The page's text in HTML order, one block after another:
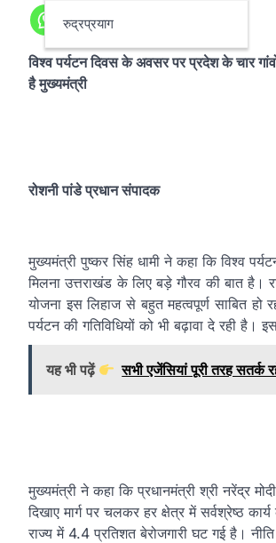
रुद्रप्रयाग
विश्व पर्यटन दिवस के अवसर पर प्रदेश के चार
है मुख्यमंत्री
रोशनी पांडे प्रधान संपादक
मुख्यमंत्री पुष्कर सिंह धामी ने कहा कि विश्व
मिलना उत्तराखंड के लिए बड़े गौरव की बात है।
योजना इस लिहाज से बहुत महत्वपूर्ण साबित
पर्यटन की गतिविधियों को भी बढ़ावा दे रही
यह भी पढ़ें सभी एजेंसियां पूरी तरह सतर्क
मुख्यमंत्री ने कहा कि प्रधानमंत्री श्री नरेंद्र
दिखाए मार्ग पर चलकर हर क्षेत्र में सर्वश्रेष्ठ
राज्य में 4.4 प्रतिशत बेरोजगारी घट गई है।